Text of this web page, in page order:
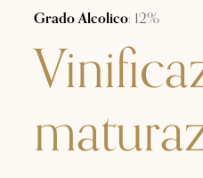
Grado Alcolico: 12%